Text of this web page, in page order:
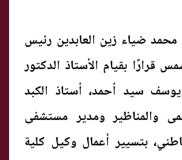
محمد ضياء زين العابدين رئيس
قرارًا بقيام الأستاذ الدكتور
سيد أحمد، أستاذ الكبد
والمناظير ومدير مستشفى
بتسيير أعمال وكيل كلية